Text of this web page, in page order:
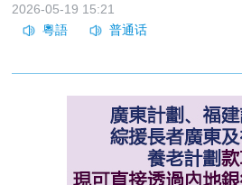
2026-05-19 15:21